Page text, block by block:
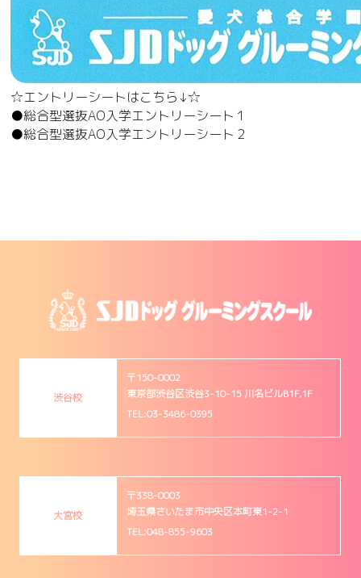
☆エントリーシートはこちら↓☆
●総合型選抜AO入学エントリーシート１
●総合型選抜AO入学エントリーシート２
渋谷校
〒150-0002
東京都渋谷区渋谷3-10-15 川名ビルB1F,1F
TEL:03-3486-0395
大宮校
〒338-0003
埼玉県さいたま市中央区本町東1-2-1
TEL:048-855-9603